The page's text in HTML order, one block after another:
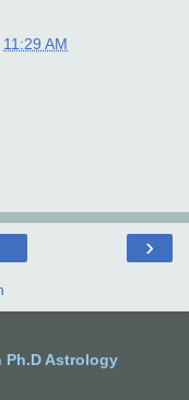
11:29 AM
›
Ph.D Astrology